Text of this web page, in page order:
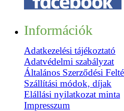
Információk
Adatkezelési tájékoztató
Adatvédelmi szabályzat
Általános Szerződési
Szállítási módok, díjak
Elállási nyilatkozat minta
Impresszum